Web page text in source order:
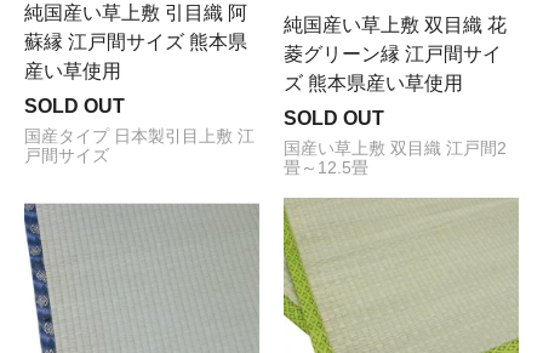
純国産い草上敷 引目織 阿
蘇縁 江戸間サイズ 熊本県
産い草使用
SOLD OUT
国産タイプ 日本製引目上敷 江
戸間サイズ
純国産い草上敷 双目織 花
菱グリーン縁 江戸間サイ
ズ 熊本県産い草使用
SOLD OUT
国産い草上敷 双目織 江戸間2
畳～12.5畳